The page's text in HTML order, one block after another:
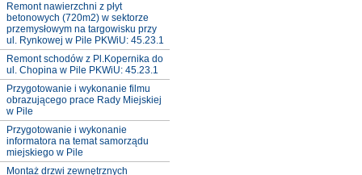
Remont nawierzchni z płyt
betonowych (720m2) w sektorze
przemysłowym na targowisku przy
ul. Rynkowej w Pile PKWiU: 45.23.1
Remont schodów z Pl.Kopernika do
ul. Chopina w Pile PKWiU: 45.23.1
Przygotowanie i wykonanie filmu
obrazującego prace Rady Miejskiej
w Pile
Przygotowanie i wykonanie
informatora na temat samorządu
miejskiego w Pile
Montaż drzwi zewnętrznych